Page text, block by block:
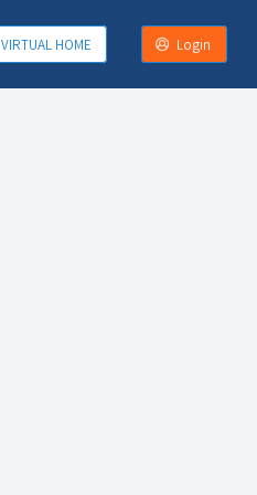
VIRTUAL HOME Login